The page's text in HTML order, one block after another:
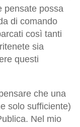
pensate possa
di comando
così tanti
sia
questi
che una
solo sufficiente)
Nel mio